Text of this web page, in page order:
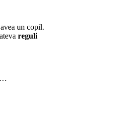
un copil.
reguli